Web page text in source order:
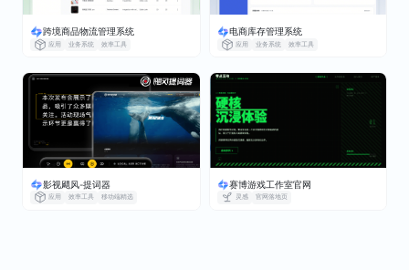
跨境商品物流管理系统 电商库存管理系统
影视飓风-提词器 赛博游戏工作室官网